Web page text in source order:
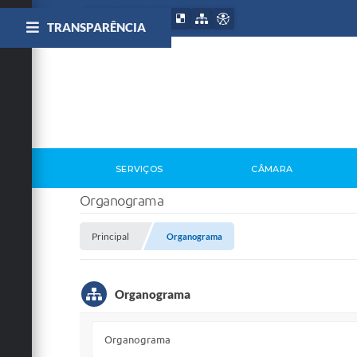
SERVIÇOS CÂMARA
TRANSPARÊNCIA
Organograma
Principal Organograma
Organograma
Organograma